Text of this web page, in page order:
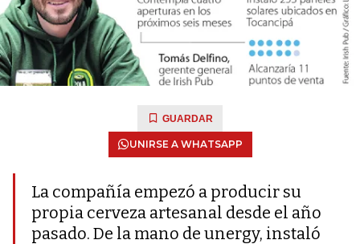
GUARDAR
UNIRSE A WHATSAPP
La compañía empezó a producir su
propia cerveza artesanal desde el año
pasado. De la mano de unergy, instaló